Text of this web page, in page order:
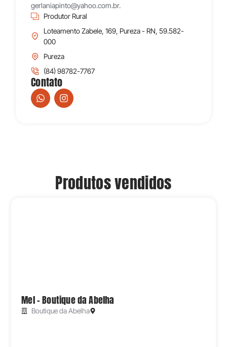
gerlaniapinto@yahoo.com.br.
Produtor Rural
Loteamento Zabele, 169, Pureza - RN, 59.582-
000
Pureza
(84) 98782-7767
Contato
Produtos vendidos
Mel – Boutique da Abelha
Boutique da Abelha